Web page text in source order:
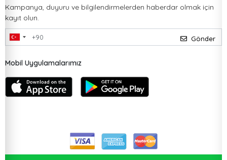
Kampanya, duyuru ve bilgilendirmelerden haberdar olmak için
kayıt olun.
Gönder
Mobil Uygulamalarımız